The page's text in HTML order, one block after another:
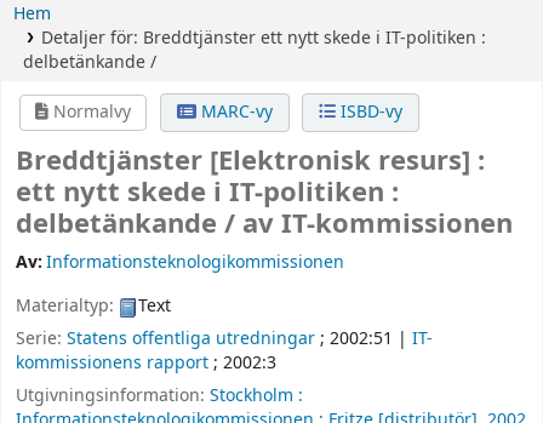
Hem
Detaljer för: Breddtjänsterett nytt skede i IT-politiken :
delbetänkande /
Normalvy
MARC-vy ISBD-vy
Breddtjänster [Elektronisk resurs] :
ett nytt skede i IT-politiken :
delbetänkande / av IT-kommissionen
Av:Informationsteknologikommissionen
Materialtyp:
Text
Serie: Statens offentliga utredningar; 2002:51 | IT-
kommissionens rapport; 2002:3
Utgivningsinformation: Stockholm :